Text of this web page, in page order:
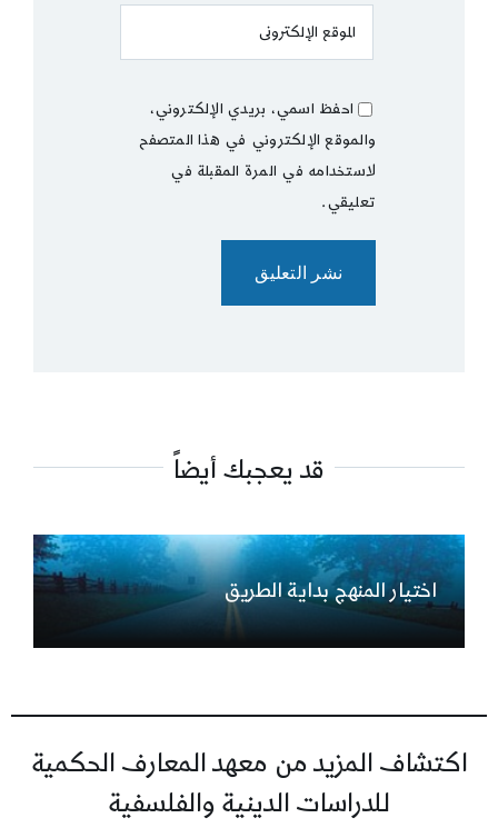
احفظ اسمي، بريدي الإلكتروني،
والموقع الإلكتروني في هذا المتصفح
لاستخدامه في المرة المقبلة في
تعليقي.
قد يعجبك أيضاً
اختيار المنهج بداية الطريق
اكتشاف المزيد من معهد المعارف الحكمية
للدراسات الدينية والفلسفية